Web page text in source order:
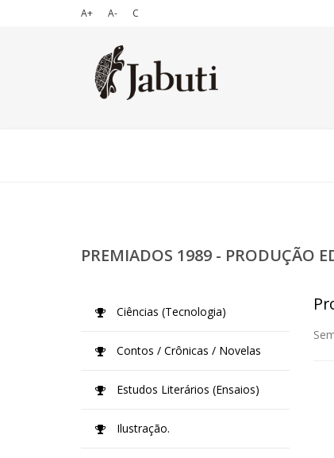
A+ A- C
PREMIADOS 1989 - PRODUÇÃO
Ciências (Tecnologia)
Contos / Crônicas / Novelas
Estudos Literários (Ensaios)
Ilustração.